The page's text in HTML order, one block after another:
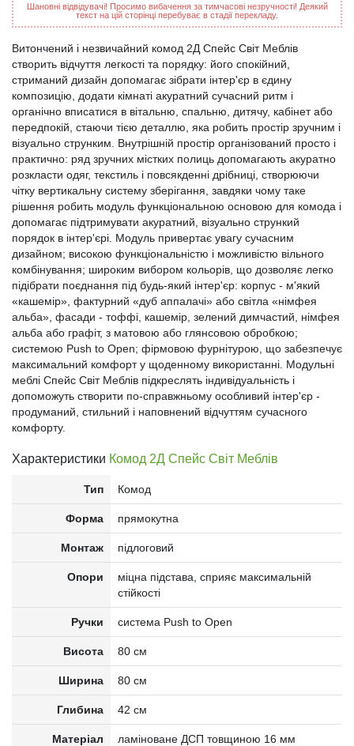
Шановні відвідувачі! Просимо вибачення за тимчасові незручності! Деякий
текст на цій сторінці перебуває в стадії перекладу.
Витончений і незвичайний комод 2Д Спейс Світ Меблів
створить відчуття легкості та порядку: його спокійний,
стриманий дизайн допомагає зібрати інтер'єр в єдину
композицію, додати кімнаті акуратний сучасний ритм і
органічно вписатися в вітальню, спальню, дитячу, кабінет або
передпокій, стаючи тією деталлю, яка робить простір зручним і
візуально струнким. Внутрішній простір організований просто і
практично: ряд зручних містких полиць допомагають акуратно
розкласти одяг, текстиль і повсякденні дрібниці, створюючи
чітку вертикальну систему зберігання, завдяки чому таке
рішення робить модуль функціональною основою для комода і
допомагає підтримувати акуратний, візуально стрункий
порядок в інтер'єрі. Модуль привертає увагу сучасним
дизайном; високою функціональністю і можливістю вільного
комбінування; широким вибором кольорів, що дозволяє легко
підібрати поєднання під будь-який інтер'єр: корпус - м'який
«кашемір», фактурний «дуб аппалачі» або світла «німфея
альба», фасади - тоффі, кашемір, зелений димчастий, німфея
альба або графіт, з матовою або глянсовою обробкою;
системою Push to Open; фірмовою фурнітурою, що забезпечує
максимальний комфорт у щоденному використанні. Модульні
меблі Спейс Світ Меблів підкреслять індивідуальність і
допоможуть створити по-справжньому особливий інтер'єр -
продуманий, стильний і наповнений відчуттям сучасного
комфорту.
Характеристики Комод 2Д Спейс Світ Меблів
Тип Комод
Форма прямокутна
Монтаж підлоговий
Опори
міцна підстава, сприяє максимальній
стійкості
Ручки система Push to Open
Висота 80 см
Ширина 80 см
Глибина 42 см
Матеріал
ламіноване ДСП товщиною 16 мм